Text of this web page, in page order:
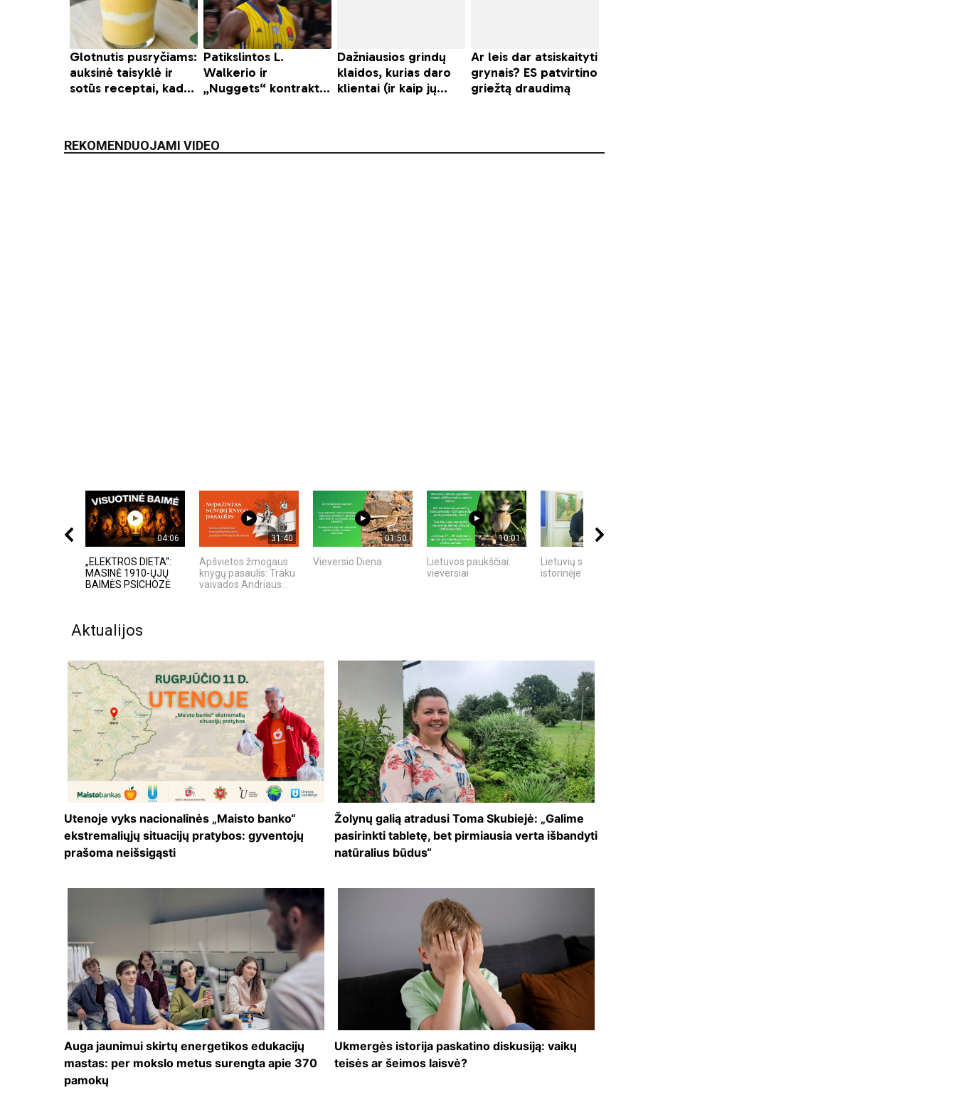
REKOMENDUOJAMI VIDEO
04:06
„ELEKTROS DIETA“:
MASINĖ 1910-ŲJŲ
BAIMĖS PSICHOZĖ
31:40
Apšvietos žmogaus
knygų pasaulis: Traku
vaivados Andriaus...
01:50
Vieversio Diena
10:01
Lietuvos paukščiai:
vieversiai
Lietuvių skalikai
istorinėje raidoje
Aktualijos
Utenoje vyks nacionalinės „Maisto banko“
ekstremaliųjų situacijų pratybos: gyventojų
prašoma neišsigąsti
Žolynų galią atradusi Toma Skubiejė: „Galime
pasirinkti tabletę, bet pirmiausia verta išbandyti
natūralius būdus“
Auga jaunimui skirtų energetikos edukacijų
mastas: per mokslo metus surengta apie 370
pamokų
Ukmergės istorija paskatino diskusiją: vaikų
teisės ar šeimos laisvė?